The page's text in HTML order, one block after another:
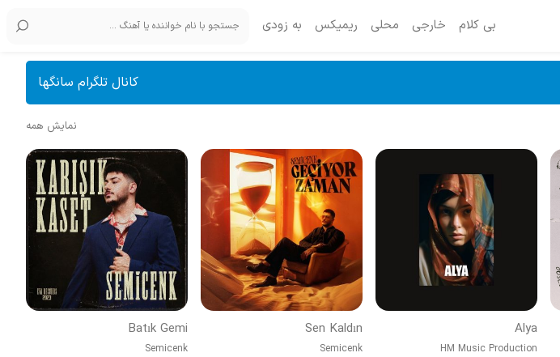
بی کلام خارجی محلی ریمیکس به زودی
کانال تلگرام سانگها
نمایش همه
Alya
HM Music Production
Sen Kaldın
Semicenk
Batık Gemi
Semicenk